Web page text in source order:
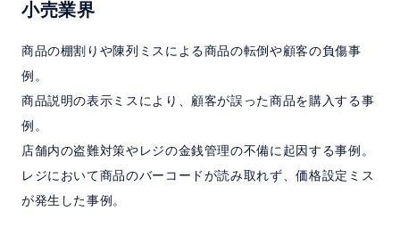
小売業界
商品の棚割りや陳列ミスによる商品の転倒や顧客の負傷事
例。
商品説明の表示ミスにより、顧客が誤った商品を購入する事
例。
店舗内の盗難対策やレジの金銭管理の不備に起因する事例。
レジにおいて商品のバーコードが読み取れず、価格設定ミス
が発生した事例。